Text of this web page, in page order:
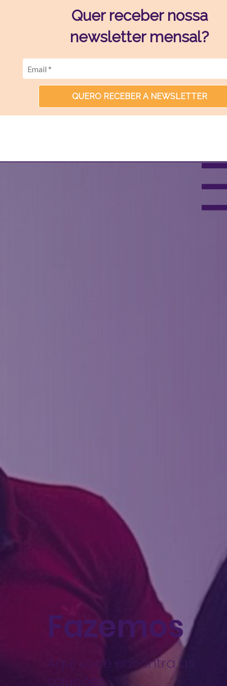
Quer receber nossa
newsletter mensal?
QUERO RECEBER A NEWSLETTER
Fazemos
Aqui você encontra as
soluções